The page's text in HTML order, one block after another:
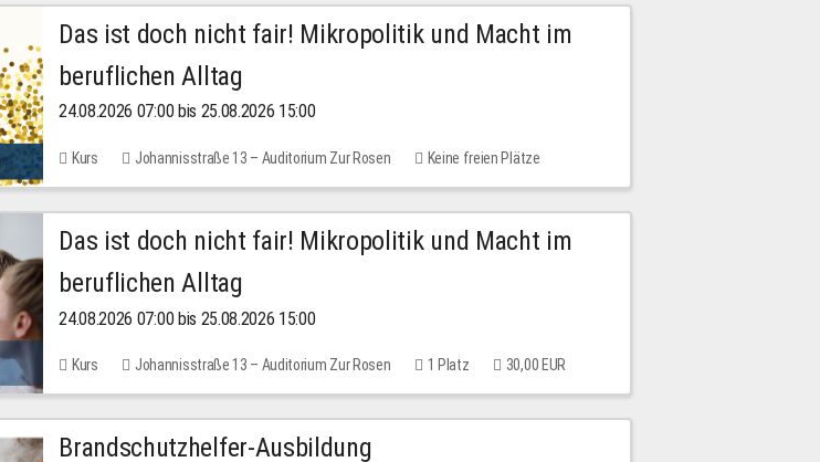
Das ist doch nicht fair! Mikropolitik und Macht im
beruflichen Alltag
24.08.2026 07:00 bis 25.08.2026 15:00
Kurs Johannisstraße 13 – Auditorium Zur Rosen Keine freien Plätze
Das ist doch nicht fair! Mikropolitik und Macht im
beruflichen Alltag
24.08.2026 07:00 bis 25.08.2026 15:00
Kurs Johannisstraße 13 – Auditorium Zur Rosen 1 Platz 30,00 EUR
Brandschutzhelfer-Ausbildung